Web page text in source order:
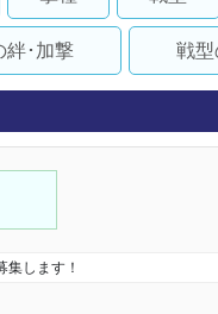
絆･加撃 戦型
します！